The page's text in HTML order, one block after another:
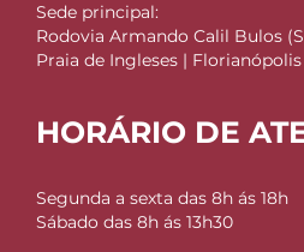
Sede principal:
Rodovia Armando Calil Bulos
Praia de Ingleses | Florianópolis
HORÁRIO DE
Segunda a sexta das 8h ás 18h
Sábado das 8h ás 13h30